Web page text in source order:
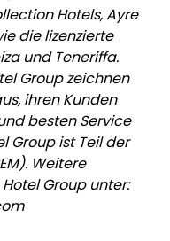
Hotels, Ayre
die lizenzierte
und Teneriffa.
Group zeichnen
ihren Kunden
besten Service
Group ist Teil der
Weitere
Group unter: